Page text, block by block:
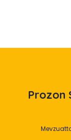
Prozon